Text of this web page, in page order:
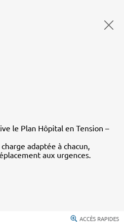
le Plan Hôpital en Tension –
adaptée à chacun,
aux urgences.
ACCÈS RAPIDES